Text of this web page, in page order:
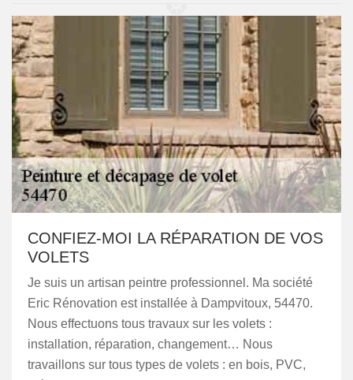
CONFIEZ-MOI LA RÉPARATION DE VOS
VOLETS
Je suis un artisan peintre professionnel. Ma société
Eric Rénovation est installée à Dampvitoux, 54470.
Nous effectuons tous travaux sur les volets :
installation, réparation, changement… Nous
travaillons sur tous types de volets : en bois, PVC,